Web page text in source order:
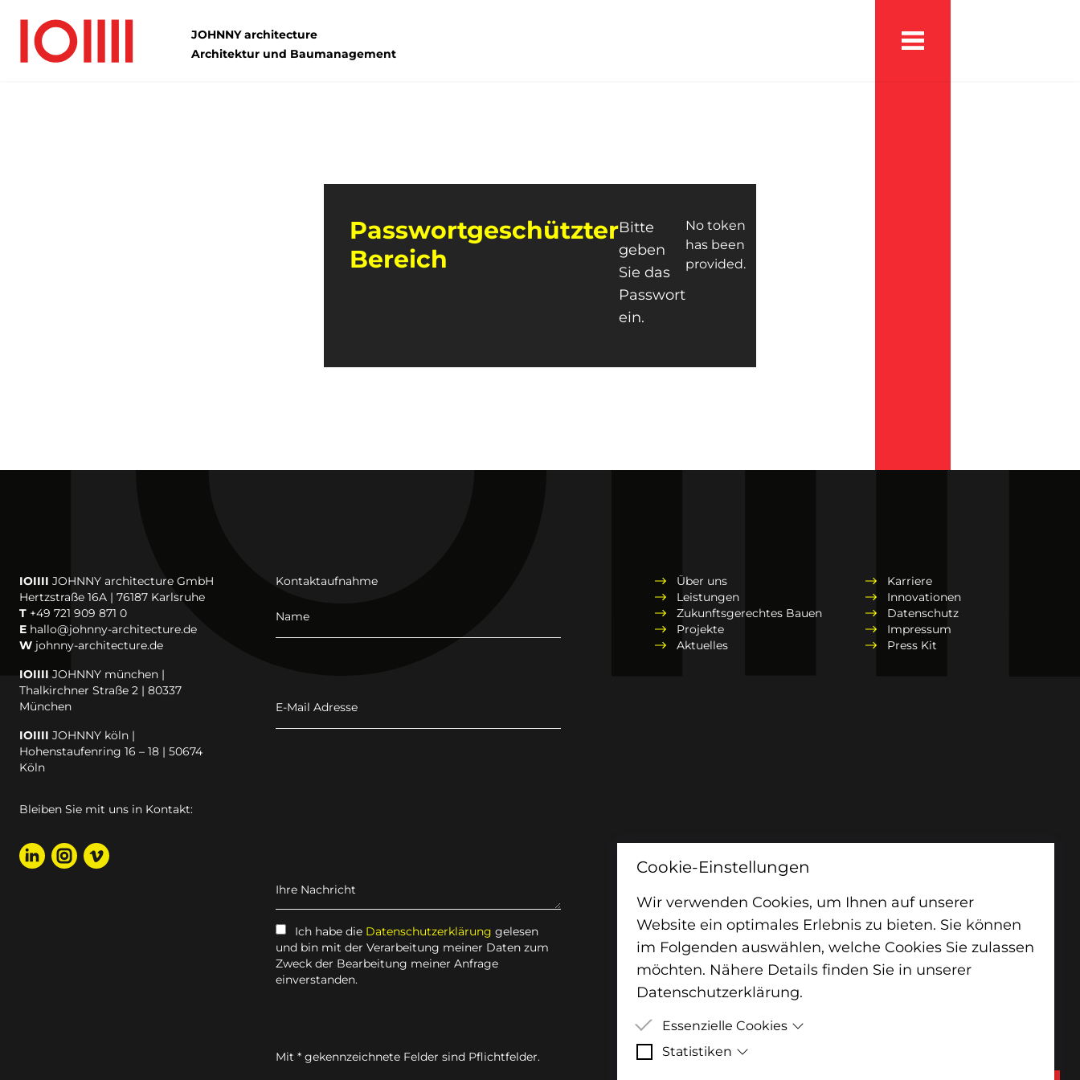
JOHNNY architecture
Architektur und Baumanagement
Passwortgeschützter
Bereich
Bitte
geben
Sie das
Passwort
ein.
No token
has been
provided.
IOIIII JOHNNY architecture GmbH
Hertzstraße 16A | 76187 Karlsruhe
T +49 721 909 871 0
E hallo@johnny-architecture.de
W johnny-architecture.de
IOIIII JOHNNY münchen |
Thalkirchner Straße 2 | 80337
München
IOIIII JOHNNY köln |
Hohenstaufenring 16 – 18 | 50674
Köln
Bleiben Sie mit uns in Kontakt:
Kontaktaufnahme
Name
E-Mail Adresse
Ihre Nachricht
Ich habe die Datenschutzerklärung gelesen
und bin mit der Verarbeitung meiner Daten zum
Zweck der Bearbeitung meiner Anfrage
einverstanden.
Mit * gekennzeichnete Felder sind Pflichtfelder.
Über uns
Leistungen
Zukunftsgerechtes Bauen
Projekte
Aktuelles
Karriere
Innovationen
Datenschutz
Impressum
Press Kit
Cookie-Einstellungen
Wir verwenden Cookies, um Ihnen auf unserer
Website ein optimales Erlebnis zu bieten. Sie können
im Folgenden auswählen, welche Cookies Sie zulassen
möchten. Nähere Details finden Sie in unserer
Datenschutzerklärung.
Essenzielle Cookies
Essenzielle Cookies sind Cookies, welche für die
Statistiken